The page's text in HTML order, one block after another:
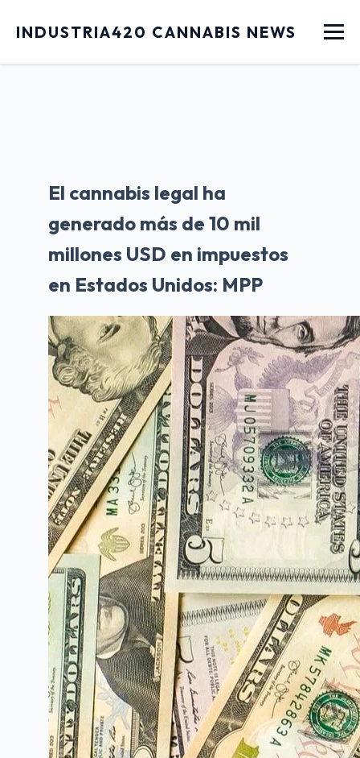
INDUSTRIA420 CANNABIS NEWS Menu
El cannabis legal ha
generado más de 10 mil
millones USD en impuestos
en Estados Unidos: MPP